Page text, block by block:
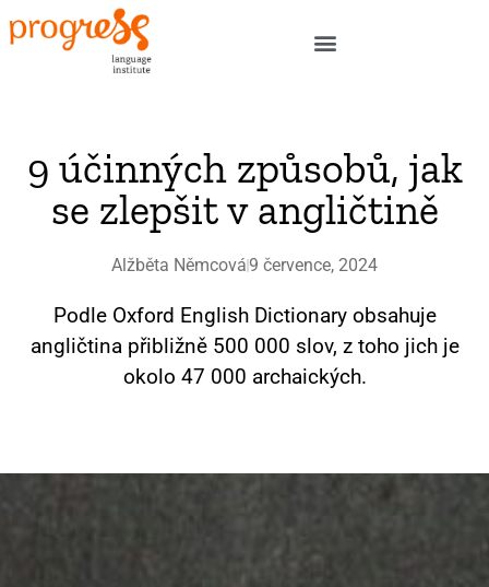
9 účinných způsobů, jak
se zlepšit v angličtině
Alžběta Němcová 9 července, 2024
Podle Oxford English Dictionary obsahuje
angličtina přibližně 500 000 slov, z toho jich je
okolo 47 000 archaických.